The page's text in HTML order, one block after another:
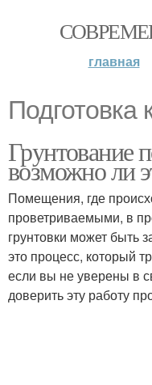
главная
Подготовка
Грунтование
возможно ли
Помещения, где
проветриваемыми, в
грунтовки может быть
это процесс, который
если вы не уверены в
доверить эту работу